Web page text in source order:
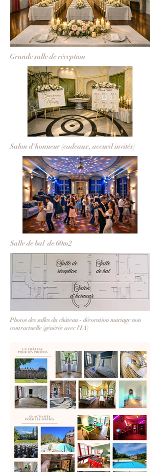
Grande salle de réception
Salon d'honneur (cadeaux, accueil invités)
Salle de bal de 60m2
Photos des salles du château - décoration mariage non
contractuelle (générée avec l'IA)